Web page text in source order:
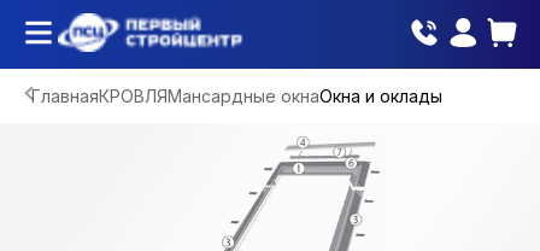
ГлавнаяКРОВЛЯМансардные окнаОкна и оклады